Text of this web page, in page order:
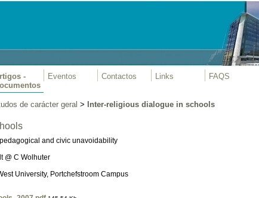
-
Eventos Contactos Links FAQS
de carácter geral > Inter-religious dialogue in schools
and civic unavoidability
@ C Wolhuter
University, Portchefstroom Campus